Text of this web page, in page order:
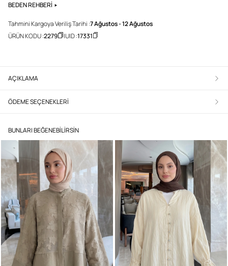
BEDEN REHBERİ
Tahmini Kargoya Veriliş Tarihi :7 Ağustos - 12 Ağustos
ÜRÜN KODU :2279 UID :17331
AÇIKLAMA
ÖDEME SEÇENEKLERI
BUNLARI BEĞENEBILIRSIN